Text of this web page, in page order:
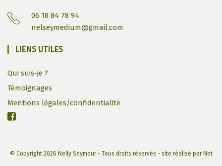
06 18 84 78 94
nelseymedium@gmail.com
LIENS UTILES
Qui suis-je ?
Témoignages
Mentions légales/confidentialité
© Copyright 2026 Nelly Seymour - Tous droits réservés - site réalisé par Net